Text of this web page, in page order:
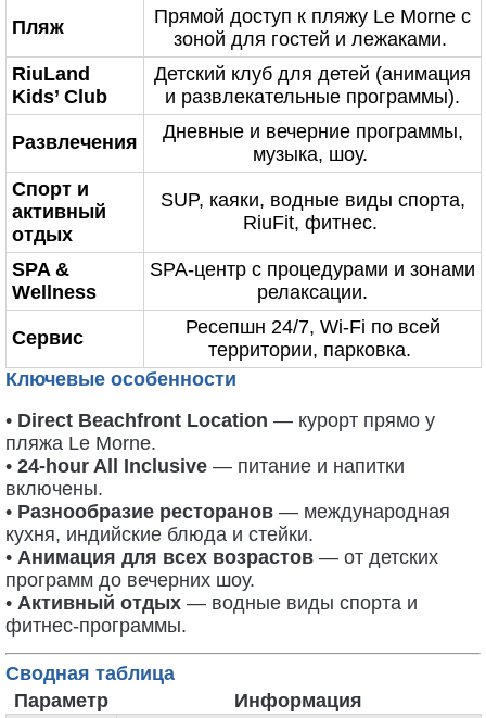
Пляж
Прямой доступ к пляжу Le Morne с
зоной для гостей и лежаками.
RiuLand
Kids’ Club
Детский клуб для детей (анимация
и развлекательные программы).
Развлечения
Дневные и вечерние программы,
музыка, шоу.
Спорт и
активный
отдых
SUP, каяки, водные виды спорта,
RiuFit, фитнес.
SPA &
Wellness
SPA-центр с процедурами и зонами
релаксации.
Сервис
Ресепшн 24/7, Wi-Fi по всей
территории, парковка.
Ключевые особенности
• Direct Beachfront Location — курорт прямо у
пляжа Le Morne.
• 24-hour All Inclusive — питание и напитки
включены.
• Разнообразие ресторанов — международная
кухня, индийские блюда и стейки.
• Анимация для всех возрастов — от детских
программ до вечерних шоу.
• Активный отдых — водные виды спорта и
фитнес-программы.
Сводная таблица
Параметр
Информация